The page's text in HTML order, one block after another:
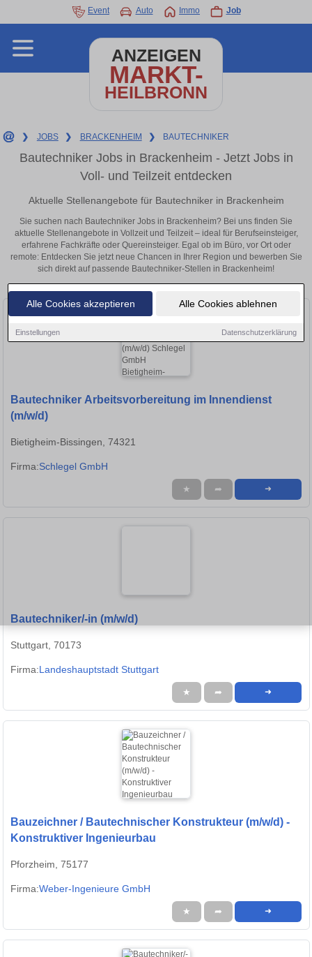
Alle Cookies akzeptieren Alle Cookies ablehnen
Einstellungen Datenschutzerklärung
Event Auto Immo Job
ANZEIGEN
MARKT-
HEILBRONN
❯ JOBS ❯ BRACKENHEIM ❯ BAUTECHNIKER
Bautechniker Jobs in Brackenheim - Jetzt Jobs in
Voll- und Teilzeit entdecken
Aktuelle Stellenangebote für Bautechniker in Brackenheim
Sie suchen nach Bautechniker Jobs in Brackenheim? Bei uns finden Sie
aktuelle Stellenangebote in Vollzeit und Teilzeit – ideal für Berufseinsteiger,
erfahrene Fachkräfte oder Quereinsteiger. Egal ob im Büro, vor Ort oder
remote: Entdecken Sie jetzt neue Chancen in Ihrer Region und bewerben Sie
sich direkt auf passende Bautechniker-Stellen in Brackenheim!
Bautechniker Arbeitsvorbereitung im Innendienst
(m/w/d)
Bietigheim-Bissingen, 74321
Firma:Schlegel GmbH
★ ➦ ➜
Bautechniker/-in (m/w/d)
Stuttgart, 70173
Firma:Landeshauptstadt Stuttgart
★ ➦ ➜
Bauzeichner / Bautechnischer Konstrukteur (m/w/d) -
Konstruktiver Ingenieurbau
Pforzheim, 75177
Firma:Weber-Ingenieure GmbH
★ ➦ ➜